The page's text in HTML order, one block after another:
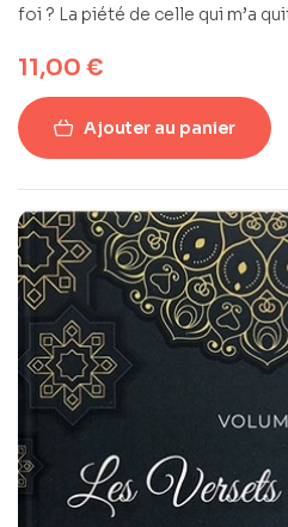
foi ? La piété de celle qui m’a
perte de son épouse bien-
par Cheikh Abdelhadi Doudi,
enseignement spirituel profond,
femme d’exception peut
11,00 €
Ajouter au panier